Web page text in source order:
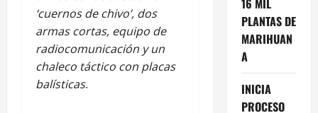
‘cuernos de chivo’, dos
armas cortas, equipo de
radiocomunicación y un
chaleco táctico con placas
balísticas.
16 MIL
PLANTAS DE
MARIHUAN
A
INICIA
PROCESO